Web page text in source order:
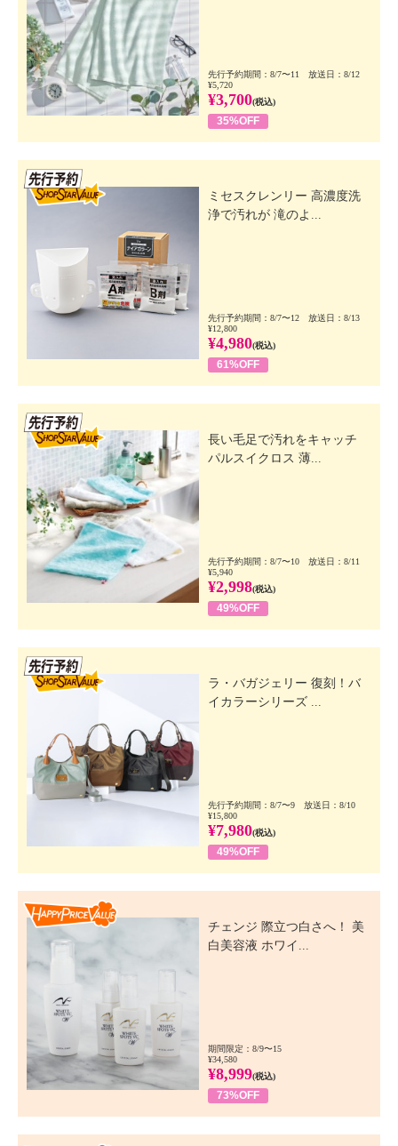
先行予約期間：8/7〜11 放送日：8/12
¥5,720
¥3,700(税込)
35%OFF
ミセスクレンリー 高濃度洗
浄で汚れが 滝のよ...
先行予約期間：8/7〜12 放送日：8/13
¥12,800
¥4,980(税込)
61%OFF
長い毛足で汚れをキャッチ
パルスイクロス 薄...
先行予約期間：8/7〜10 放送日：8/11
¥5,940
¥2,998(税込)
49%OFF
ラ・バガジェリー 復刻！バ
イカラーシリーズ ...
先行予約期間：8/7〜9 放送日：8/10
¥15,800
¥7,980(税込)
49%OFF
チェンジ 際立つ白さへ！ 美
白美容液 ホワイ...
期間限定：8/9〜15
¥34,580
¥8,999(税込)
73%OFF